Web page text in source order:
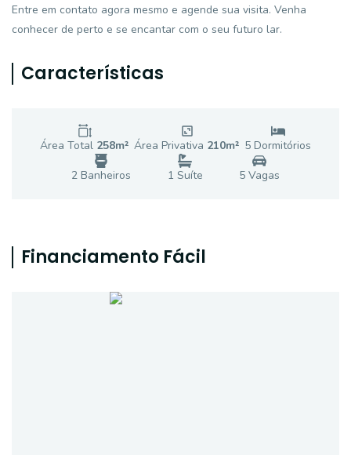
Entre em contato agora mesmo e agende sua visita. Venha
conhecer de perto e se encantar com o seu futuro lar.
Características
Área Total 258m² Área Privativa 210m² 5 Dormitórios
2 Banheiros 1 Suíte 5Vagas
Financiamento Fácil